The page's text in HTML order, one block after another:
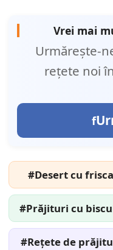
Vrei mai
Urmărește-
rețete noi
#Desert cu frisca
#Prăjituri cu
#Rețete de